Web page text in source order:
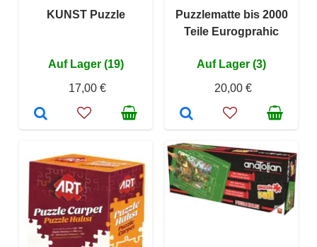
KUNST Puzzle
Auf Lager (19)
17,00 €
Puzzlematte bis 2000
Teile Eurogprahic
Auf Lager (3)
20,00 €